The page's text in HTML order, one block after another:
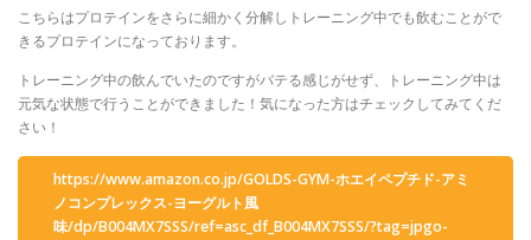
こちらはプロテインをさらに細かく分解しトレーニング中でも飲むことがで
きるプロテインになっております。
トレーニング中の飲んでいたのですがバテる感じがせず、トレーニング中は
元気な状態で行うことができました！気になった方はチェックしてみてくだ
さい！
https://www.amazon.co.jp/GOLDS-GYM-ホエイペプチド-アミ
ノコンプレックス-ヨーグルト風
味/dp/B004MX7SSS/ref=asc_df_B004MX7SSS/?tag=jpgo-